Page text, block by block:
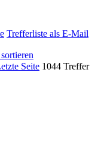
Trefferliste als E-Mail
Seite 1044 Treffer